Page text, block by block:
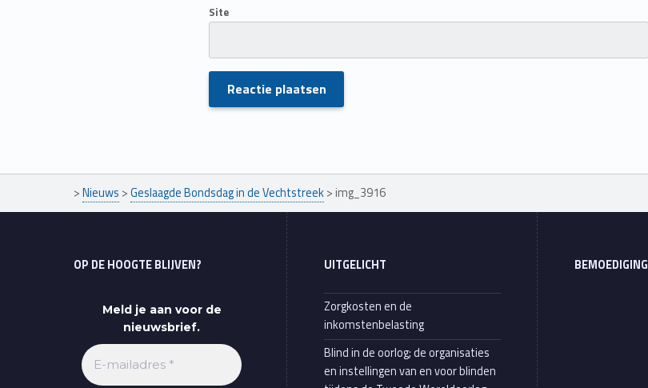
Site
>Nieuws >Geslaagde Bondsdag in de Vechtstreek> img_3916
OP DE HOOGTE BLIJVEN?
Meld je aan voor de
nieuwsbrief.
UITGELICHT
Zorgkosten en de
inkomstenbelasting
Blind in de oorlog; de organisaties
en instellingen van en voor blinden
BEMOEDIGING